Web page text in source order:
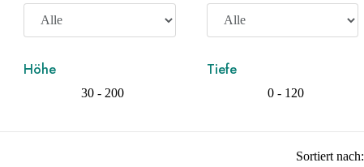
Höhe
30 - 200
Tiefe
0 - 120
Sortiert nach: